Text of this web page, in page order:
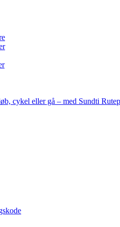
cykel eller gå – med Sundti